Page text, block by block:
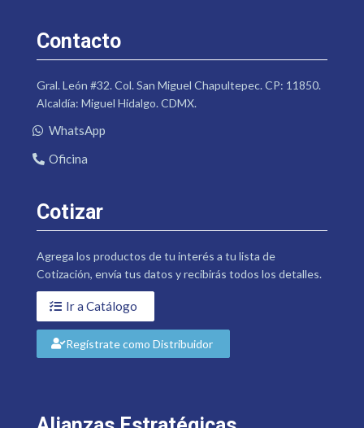
Contacto
Gral. León #32. Col. San Miguel Chapultepec. CP: 11850.
Alcaldía: Miguel Hidalgo. CDMX.
WhatsApp
Oficina
Cotizar
Agrega los productos de tu interés a tu lista de
Cotización, envía tus datos y recibirás todos los detalles.
Ir a Catálogo
Regístrate como Distribuidor